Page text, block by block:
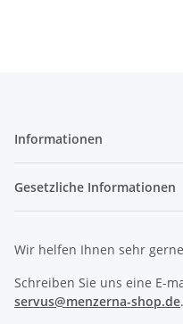
Informationen
Gesetzliche Informationen
Wir helfen Ihnen sehr
Schreiben Sie uns eine E-
servus@menzerna-shop.de.